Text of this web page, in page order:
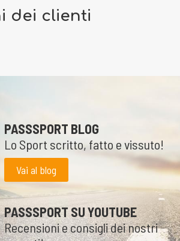
dei clienti
PASSSPORT BLOG
Lo Sport scritto, fatto e vissuto!
Vai al blog
PASSSPORT SU YOUTUBE
Recensioni e consigli dei nostri